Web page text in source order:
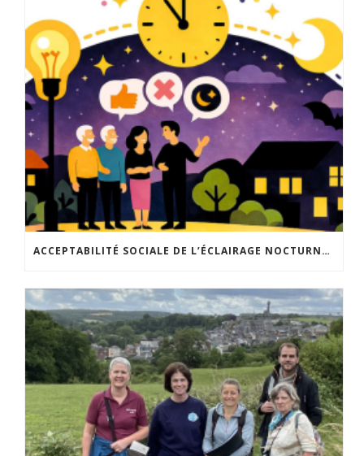
ACCEPTABILITÉ SOCIALE DE L’ÉCLAIRAGE NOCTURNE : LE REPLAY EST DISPONIBLE